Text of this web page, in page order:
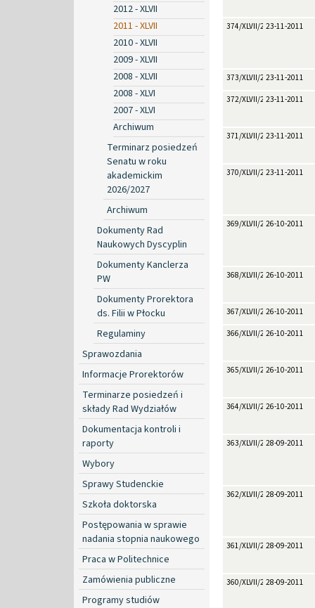
2012 - XLVII
2011 - XLVII
2010 - XLVII
2009 - XLVII
2008 - XLVII
2008 - XLVI
2007 - XLVI
Archiwum
Terminarz posiedzeń
Senatu w roku
akademickim
2026/2027
Archiwum
Dokumenty Rad
Naukowych Dyscyplin
Dokumenty Kanclerza
PW
Dokumenty Prorektora
ds. Filii w Płocku
Regulaminy
Sprawozdania
Informacje Prorektorów
Terminarze posiedzeń i
składy Rad Wydziałów
Dokumentacja kontroli i
raporty
Wybory
Sprawy Studenckie
Szkoła doktorska
Postępowania w sprawie
nadania stopnia naukowego
Praca w Politechnice
Zamówienia publiczne
Programy studiów
374/XLVII/201123-11-2011
373/XLVII/201123-11-2011
372/XLVII/201123-11-2011
371/XLVII/201123-11-2011
370/XLVII/201123-11-2011
369/XLVII/201126-10-2011
368/XLVII/201126-10-2011
367/XLVII/201126-10-2011
366/XLVII/201126-10-2011
365/XLVII/201126-10-2011
364/XLVII/201126-10-2011
363/XLVII/201128-09-2011
362/XLVII/201128-09-2011
361/XLVII/201128-09-2011
360/XLVII/201128-09-2011